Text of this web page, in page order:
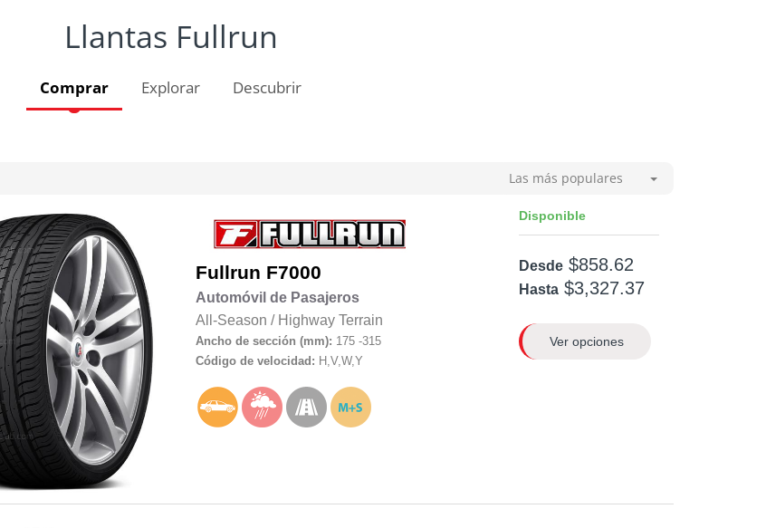
Llantas Fullrun
Comprar Explorar Descubrir
Las más populares
Fullrun F7000
Automóvil de Pasajeros
All-Season / Highway Terrain
Ancho de sección (mm): 175 -315
Código de velocidad: H,V,W,Y
Disponible
Desde $858.62
Hasta $3,327.37
Ver opciones